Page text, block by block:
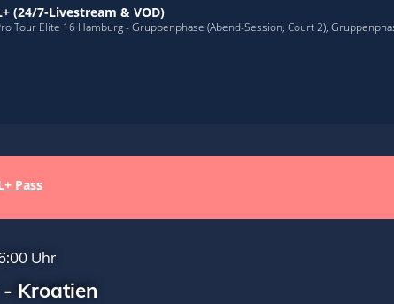
(24/7-Livestream & VOD)
Tour Elite 16 Hamburg - Gruppenphase (Abend-Session, Court 2),
Pass
Uhr
Kroatien